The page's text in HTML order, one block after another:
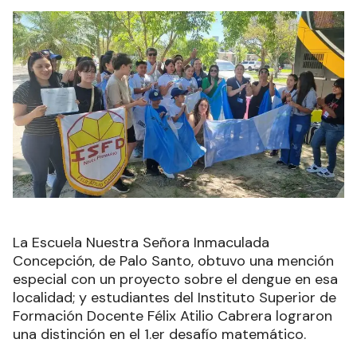
La Escuela Nuestra Señora Inmaculada
Concepción, de Palo Santo, obtuvo una mención
especial con un proyecto sobre el dengue en esa
localidad; y estudiantes del Instituto Superior de
Formación Docente Félix Atilio Cabrera lograron
una distinción en el 1.er desafío matemático.